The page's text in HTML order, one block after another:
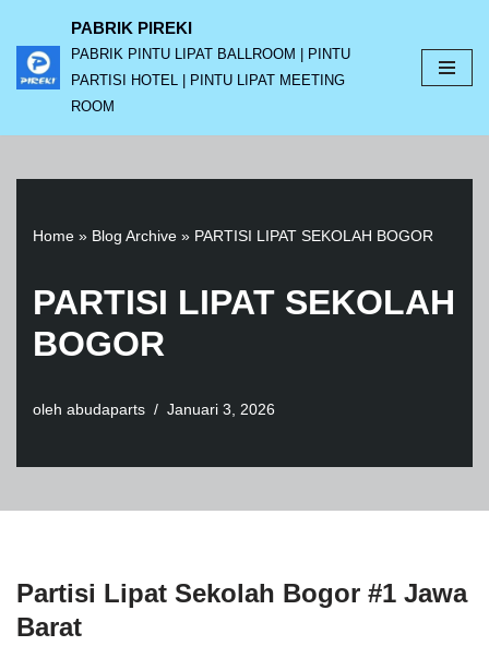
Lompat
ke
PABRIK PIREKI
PABRIK PINTU LIPAT BALLROOM | PINTU
PARTISI HOTEL | PINTU LIPAT MEETING
ROOM
Home » Blog Archive » PARTISI LIPAT SEKOLAH BOGOR
PARTISI LIPAT SEKOLAH
BOGOR
oleh abudaparts Januari 3, 2026
Partisi Lipat Sekolah Bogor #1 Jawa
Barat